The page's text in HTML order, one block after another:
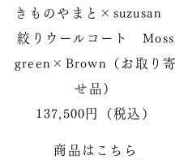
きものやまと×suzusan
絞りウールコート Moss
green×Brown（お取り寄
せ品）
137,500円（税込）
商品はこちら